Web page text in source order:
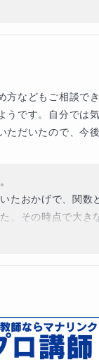
した。
方などもご相談で
うです。自分では
ただいたので、今
たおかげで、関数
、その時点で大き
解答プロセスを返
しております。